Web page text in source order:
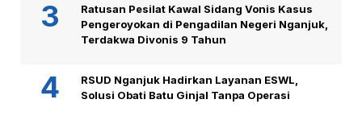
Ratusan Pesilat Kawal Sidang Vonis Kasus
Pengeroyokan di Pengadilan Negeri Nganjuk,
Terdakwa Divonis 9 Tahun
RSUD Nganjuk Hadirkan Layanan ESWL,
Solusi Obati Batu Ginjal Tanpa Operasi